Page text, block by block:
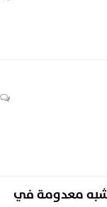
شبه معدومة في